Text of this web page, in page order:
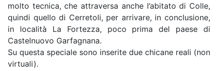
molto tecnica, che attraversa anche l’abitato di Colle,
quindi quello di Cerretoli, per arrivare, in conclusione,
in località La Fortezza, poco prima del paese di
Castelnuovo Garfagnana.
Su questa speciale sono inserite due chicane reali (non
virtuali).